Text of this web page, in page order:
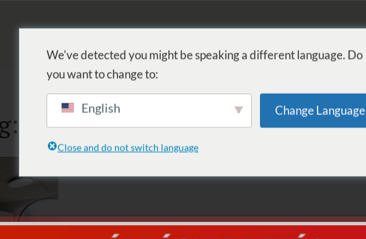
öltöző
We've detected you might be speaking a different language. Do
you want to change to:
English Change Language
Close and do not switch language